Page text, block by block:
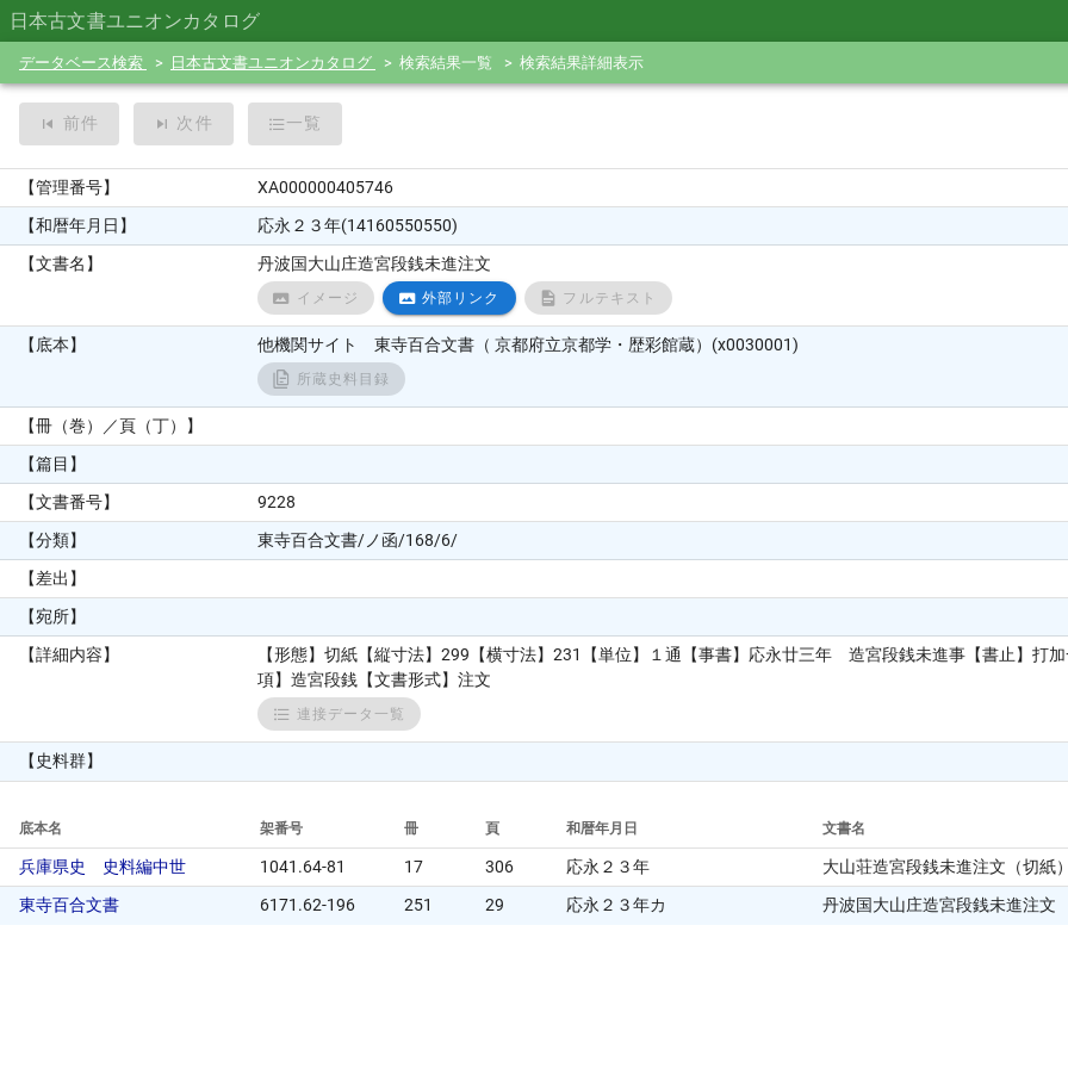
日本古文書ユニオンカタログ
データベース検索 日本古文書ユニオンカタログ 検索結果一覧 検索結果詳細表示
前件 次件 一覧
【管理番号】
XA000000405746
【和暦年月日】
応永２３年(14160550550)
【文書名】
丹波国大山庄造宮段銭未進注文
イメージ 外部リンク フルテキスト
【底本】 他機関サイト 東寺百合文書（ 京都府立京都学・歴彩館蔵）(x0030001)
所蔵史料目録
【冊（巻）／頁（丁）】
【篇目】
【文書番号】
9228
【分類】
東寺百合文書/ノ函/168/6/
【差出】
【宛所】
【詳細内容】
【形態】切紙【縦寸法】299【横寸法】231【単位】１通【事書】応永廿三年 造宮段銭未進事【書止】打
項】造宮段銭【文書形式】注文
連接データ一覧
【史料群】
底本名 架番号 冊 頁 和暦年月日 文書名
兵庫県史 史料編中世 1041.64-81 17 306 応永２３年
大山荘造宮段銭未進注文（切紙
東寺百合文書
6171.62-196 251 29 応永２３年カ 丹波国大山庄造宮段銭未進注文